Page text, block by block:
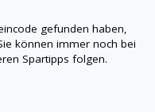
gefunden haben,
können immer noch bei
Spartipps folgen.